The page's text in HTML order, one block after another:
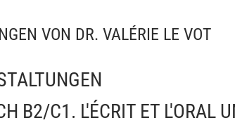
VON DR. VALÉRIE LE VOT
B2/C1. L'ÉCRIT ET L'ORAL